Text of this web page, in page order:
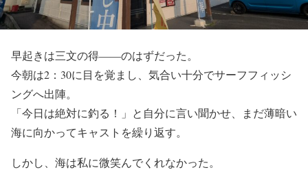
早起きは三文の得――のはずだった。
今朝は2：30に目を覚まし、気合い十分でサーフフィッシ
ングへ出陣。
「今日は絶対に釣る！」と自分に言い聞かせ、まだ薄暗い
海に向かってキャストを繰り返す。
しかし、海は私に微笑んでくれなかった。